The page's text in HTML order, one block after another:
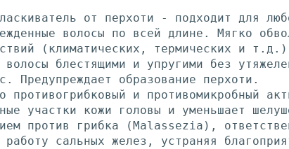
от перхоти - подходит для
волосы по всей длине. Мягко
(климатических, термических и
блестящими и упругими без
Предупреждает образование перхоти.
противогрибковый и противомикробный
участки кожи головы и уменьшает
против грибка (Malassezia),
сальных желез, устраняя